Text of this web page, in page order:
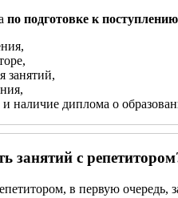
по подготовке к
занятий,
наличие диплома о
занятий с
в первую очередь,